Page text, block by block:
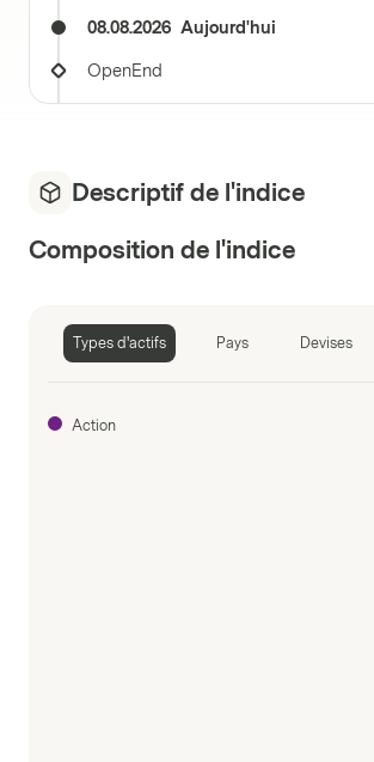
08.08.2026 Aujourd'hui
OpenEnd
Descriptif de l'indice
Composition de l'indice
Types d'actifs Pays Devises
Action